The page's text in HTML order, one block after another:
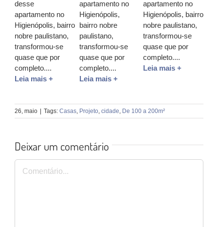
desse
apartamento no
Higienópolis, bairro
nobre paulistano,
transformou-se
quase que por
completo....
Leia mais +
apartamento no
Higienópolis,
bairro nobre
paulistano,
transformou-se
quase que por
completo....
Leia mais +
apartamento no
Higienópolis, bairro
nobre paulistano,
transformou-se
quase que por
completo....
Leia mais +
26, maio Tags: Casas, Projeto, cidade, De 100 a 200m²
Deixar um comentário
Comentário